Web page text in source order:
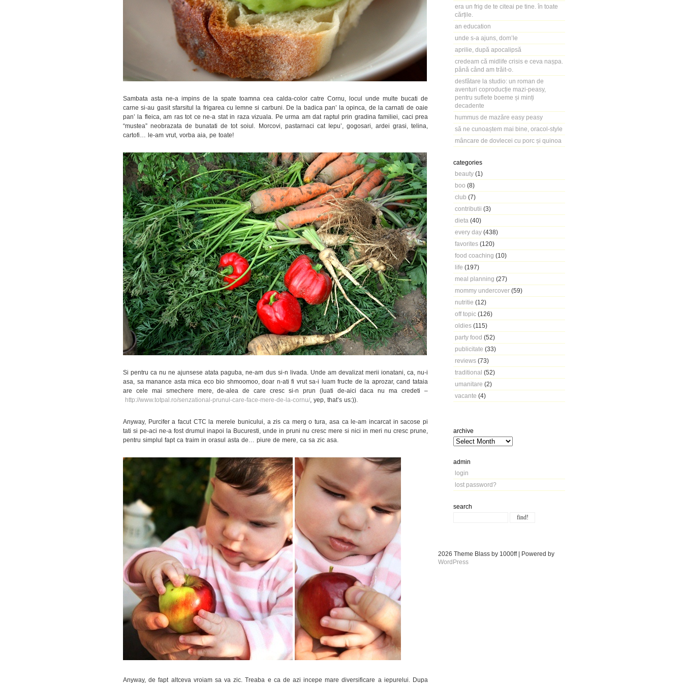
era un frig de te citeai pe tine. în toate
cărțile.
an education
unde s-a ajuns, dom’le
aprilie, după apocalipsă
credeam că midlife crisis e ceva nașpa.
până când am trăit-o.
desfătare la studio: un roman de
aventuri coproducție mazi-peasy,
pentru suflete boeme și minți
decadente
hummus de mazăre easy peasy
să ne cunoaștem mai bine, oracol-style
mâncare de dovlecei cu porc și quinoa
categories
beauty (1)
boo (8)
club (7)
contributii (3)
dieta (40)
every day (438)
favorites (120)
food coaching (10)
life (197)
meal planning (27)
mommy undercover (59)
nutritie (12)
off topic (126)
oldies (115)
party food (52)
publicitate (33)
reviews (73)
traditional (52)
umanitare (2)
vacante (4)
archive
admin
login
lost password?
search
Sambata asta ne-a impins de la spate toamna cea calda-color catre Cornu, locul unde multe bucati de
carne si-au gasit sfarsitul la frigarea cu lemne si carbuni. De la badica pan’ la opinca, de la carnati de oaie
pan’ la fleica, am ras tot ce ne-a stat in raza vizuala. Pe urma am dat raptul prin gradina familiei, caci prea
“mustea” neobrazata de bunatati de tot soiul. Morcovi, pastarnaci cat Iepu’, gogosari, ardei grasi, telina,
cartofi… le-am vrut, vorba aia, pe toate!
Si pentru ca nu ne ajunsese atata paguba, ne-am dus si-n livada. Unde am devalizat merii ionatani, ca, nu-i
asa, sa manance asta mica eco bio shmoomoo, doar n-ati fi vrut sa-i luam fructe de la aprozar, cand tataia
are cele mai smechere mere, de-alea de care cresc si-n prun (luati de-aici daca nu ma credeti –
http://www.totpal.ro/senzational-prunul-care-face-mere-de-la-cornu/ , yep, that’s us:)).
Anyway, Purcifer a facut CTC la merele bunicului, a zis ca merg o tura, asa ca le-am incarcat in sacose pi
tati si pe-aci ne-a fost drumul inapoi la Bucuresti, unde in pruni nu cresc mere si nici in meri nu cresc prune,
pentru simplul fapt ca traim in orasul asta de… piure de mere, ca sa zic asa.
Anyway, de fapt altceva vroiam sa va zic. Treaba e ca de azi incepe mare diversificare a iepurelui. Dupa
2026 Theme Blass by 1000ff | Powered by
WordPress